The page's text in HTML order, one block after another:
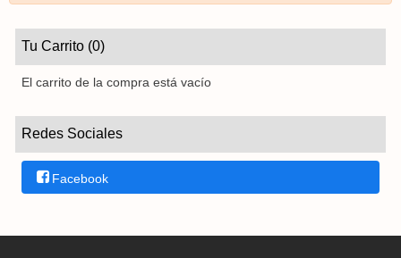
Tu Carrito (0)
El carrito de la compra está vacío
Redes Sociales
Facebook